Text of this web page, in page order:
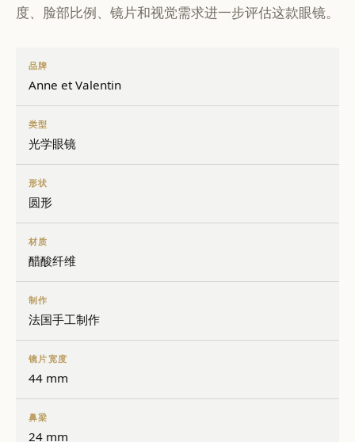
度、脸部比例、镜片和视觉需求进一步评估这款眼镜。
品牌
Anne et Valentin
类型
光学眼镜
形状
圆形
材质
醋酸纤维
制作
法国手工制作
镜片宽度
44 mm
鼻梁
24 mm